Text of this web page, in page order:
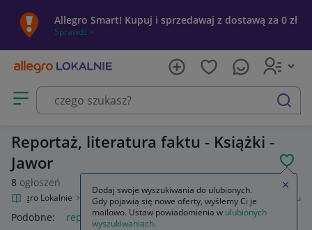
Allegro Smart! Kupuj i sprzedawaj z dostawą za 0 zł
Sprawdź »
Otwórz menu z kategoriami
szukaj
Reportaż, literatura faktu - Książki -
Jawor
8 ogłoszeń
Allegro Lokalnie Kultura i rozrywka Książki Reportaż, literatura faktu
Podobne: reportaż literatura faktu
Dodaj swoje wyszukiwania do ulubionych.
Gdy pojawią się nowe oferty, wyślemy Ci je
mailowo. Ustaw powiadomienia w ulubionych
wyszukiwaniach.